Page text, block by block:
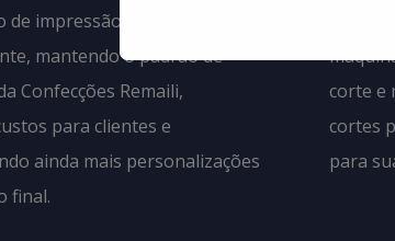
de impressão é todo feito
mantendo o padrão de
Confecções Remaili,
para clientes e
ainda mais personalizações
final.
corte e
cortes
para